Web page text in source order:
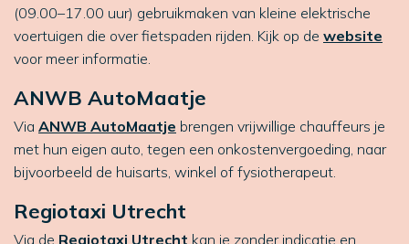
(09.00–17.00 uur) gebruikmaken van kleine elektrische
voertuigen die over fietspaden rijden. Kijk op de website
voor meer informatie.
ANWB AutoMaatje
Via ANWB AutoMaatje brengen vrijwillige chauffeurs je
met hun eigen auto, tegen een onkostenvergoeding, naar
bijvoorbeeld de huisarts, winkel of fysiotherapeut.
Regiotaxi Utrecht
Via de Regiotaxi Utrecht kan je zonder indicatie en